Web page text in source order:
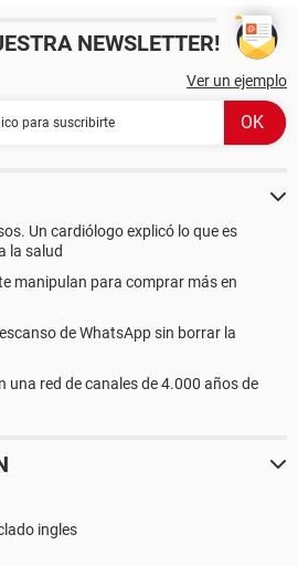
NEWSLETTER!
Ver un ejemplo
Un cardiólogo explicó lo que es
la salud
manipulan para comprar más en
de WhatsApp sin borrar la
una red de canales de 4.000 años de
ingles